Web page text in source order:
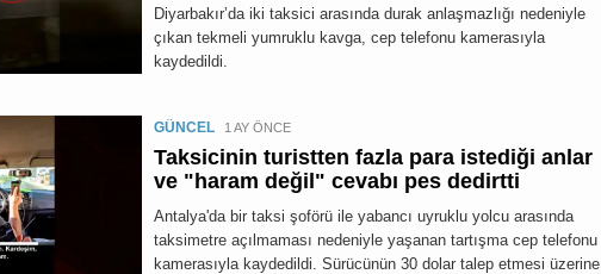
Diyarbakır’da iki taksici arasında durak anlaşmazlığı nedeniyle
çıkan tekmeli yumruklu kavga, cep telefonu kamerasıyla
kaydedildi.
GÜNCEL 1 AY ÖNCE
Taksicinin turistten fazla para istediği anlar
ve "haram değil" cevabı pes dedirtti
Antalya'da bir taksi şoförü ile yabancı uyruklu yolcu arasında
taksimetre açılmaması nedeniyle yaşanan tartışma cep telefonu
kamerasıyla kaydedildi. Sürücünün 30 dolar talep etmesi üzerine